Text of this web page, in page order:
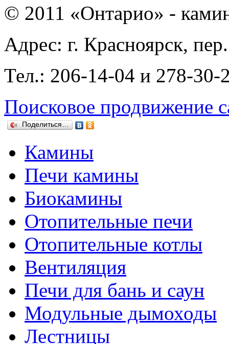
© 2011 «Онтарио» -
Адрес: г. Красноярск,
Тел.: 206-14-04 и 278-30-
Поисковое продвижение
Поделиться…
Камины
Печи камины
Биокамины
Отопительные печи
Отопительные котлы
Вентиляция
Печи для бань и саун
Модульные дымоходы
Лестницы